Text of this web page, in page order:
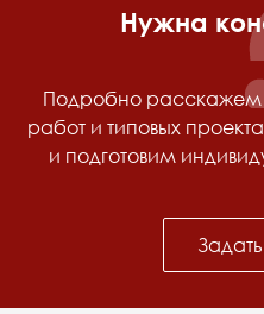
Нужна
Подробно расскажем
работ и типовых
и подготовим